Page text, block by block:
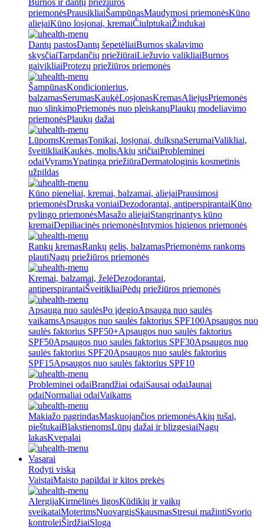
Burnos ir dantų priežiūros
priemonėsPrausikliaiŠampūnasMaudymosi priemonėsKūno
aliejaiKūno losjonai, kremaiČiulptukaiŽindukai
Dantų pastosDantų šepetėliaiBurnos skalavimo
skysčiaiTarpdančių priežiūraiLiežuvio valikliaiBurnos
gaivikliaiProtezų priežiūros priemonės
ŠampūnasKondicionierius,
balzamasSerumasKaukėLosjonasKremasAliejusPriemonės
nuo slinkimoPriemonės nuo pleiskanųPlaukų modeliavimo
priemonėsPlaukų dažai
LūpomsKremasTonikai, losjonai, dulksnaSerumaiValikliai,
šveitikliaiKaukės, molisAkių sričiaiProbleminei
odaiVyramsYpatinga priežiūraDermatologinis kosmetinis
užpildas
Kūno pieneliai, kremai, balzamai, aliejaiPrausimosi
priemonėsDruska voniaiDezodorantai, antiperspirantaiKūno
pylingo priemonėsMasažo aliejaiStangrinantys kūno
kremaiDepiliacinės priemonėsIntymios higienos priemonės
Rankų kremasRankų gelis, balzamasPriemonėms rankoms
plautiNagų priežiūros priemonės
Kremai, balzamai, želėDezodorantai,
antiperspirantaiŠveitikliaiPėdų priežiūros priemonės
Apsauga nuo saulėsPo įdegioApsauga nuo saulės
vaikamsApsaugos nuo saulės faktorius SPF100Apsaugos nuo
saulės faktorius SPF50+Apsaugos nuo saulės faktorius
SPF50Apsaugos nuo saulės faktorius SPF30Apsaugos nuo
saulės faktorius SPF20Apsaugos nuo saulės faktorius
SPF15Apsaugos nuo saulės faktorius SPF10
Probleminei odaiBrandžiai odaiSausai odaiJaunai
odaiNormaliai odaiVaikams
Makiažo pagrindasMaskuojančios priemonėsAkių tušai,
pieštukaiBlakstienomsLūpų dažai ir blizgesiaiNagų
lakasKvepalai
Vasarai
Rodyti viską
VaistaiMaisto papildai ir kitos prekės
AlergijaKirmėlinės ligosKūdikių ir vaikų
sveikataiMoterimsNuovargisSkausmasStresui mažintiSvorio
kontroleiŠirdžiaiSloga